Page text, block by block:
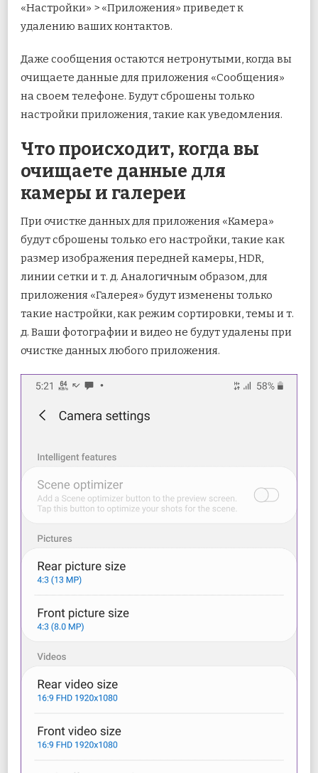
«Настройки» > «Приложения» приведет к
удалению ваших контактов.
Даже сообщения остаются нетронутыми, когда вы
очищаете данные для приложения «Сообщения»
на своем телефоне. Будут сброшены только
настройки приложения, такие как уведомления.
Что происходит, когда вы
очищаете данные для
камеры и галереи
При очистке данных для приложения «Камера»
будут сброшены только его настройки, такие как
размер изображения передней камеры, HDR,
линии сетки и т. д. Аналогичным образом, для
приложения «Галерея» будут изменены только
такие настройки, как режим сортировки, темы и т.
д. Ваши фотографии и видео не будут удалены при
очистке данных любого приложения.